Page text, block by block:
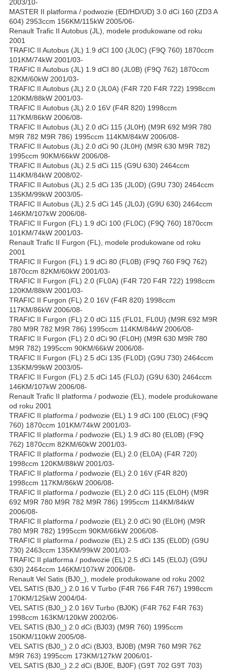
2003/10-
MASTER II platforma / podwozie (ED/HD/UD) 3.0 dCi 160 (ZD3 A
604) 2953ccm 156KM/115kW 2005/06-
Renault Trafic II Autobus (JL), modele produkowane od roku
2001
TRAFIC II Autobus (JL) 1.9 dCI 100 (JL0C) (F9Q 760) 1870ccm
101KM/74kW 2001/03-
TRAFIC II Autobus (JL) 1.9 dCI 80 (JL0B) (F9Q 762) 1870ccm
82KM/60kW 2001/03-
TRAFIC II Autobus (JL) 2.0 (JL0A) (F4R 720 F4R 722) 1998ccm
120KM/88kW 2001/03-
TRAFIC II Autobus (JL) 2.0 16V (F4R 820) 1998ccm
117KM/86kW 2006/08-
TRAFIC II Autobus (JL) 2.0 dCi 115 (JL0H) (M9R 692 M9R 780
M9R 782 M9R 786) 1995ccm 114KM/84kW 2006/08-
TRAFIC II Autobus (JL) 2.0 dCi 90 (JL0H) (M9R 630 M9R 782)
1995ccm 90KM/66kW 2006/08-
TRAFIC II Autobus (JL) 2.5 dCi 115 (G9U 630) 2464ccm
114KM/84kW 2008/02-
TRAFIC II Autobus (JL) 2.5 dCi 135 (JL0D) (G9U 730) 2464ccm
135KM/99kW 2003/05-
TRAFIC II Autobus (JL) 2.5 dCi 145 (JL0J) (G9U 630) 2464ccm
146KM/107kW 2006/08-
TRAFIC II Furgon (FL) 1.9 dCi 100 (FL0C) (F9Q 760) 1870ccm
101KM/74kW 2001/03-
Renault Trafic II Furgon (FL), modele produkowane od roku
2001
TRAFIC II Furgon (FL) 1.9 dCi 80 (FL0B) (F9Q 760 F9Q 762)
1870ccm 82KM/60kW 2001/03-
TRAFIC II Furgon (FL) 2.0 (FL0A) (F4R 720 F4R 722) 1998ccm
120KM/88kW 2001/03-
TRAFIC II Furgon (FL) 2.0 16V (F4R 820) 1998ccm
117KM/86kW 2006/08-
TRAFIC II Furgon (FL) 2.0 dCi 115 (FL01, FL0U) (M9R 692 M9R
780 M9R 782 M9R 786) 1995ccm 114KM/84kW 2006/08-
TRAFIC II Furgon (FL) 2.0 dCi 90 (FL0H) (M9R 630 M9R 780
M9R 782) 1995ccm 90KM/66kW 2006/08-
TRAFIC II Furgon (FL) 2.5 dCi 135 (FL0D) (G9U 730) 2464ccm
135KM/99kW 2003/05-
TRAFIC II Furgon (FL) 2.5 dCi 145 (FL0J) (G9U 630) 2464ccm
146KM/107kW 2006/08-
Renault Trafic II platforma / podwozie (EL), modele produkowane
od roku 2001
TRAFIC II platforma / podwozie (EL) 1.9 dCi 100 (EL0C) (F9Q
760) 1870ccm 101KM/74kW 2001/03-
TRAFIC II platforma / podwozie (EL) 1.9 dCi 80 (EL0B) (F9Q
762) 1870ccm 82KM/60kW 2001/03-
TRAFIC II platforma / podwozie (EL) 2.0 (EL0A) (F4R 720)
1998ccm 120KM/88kW 2001/03-
TRAFIC II platforma / podwozie (EL) 2.0 16V (F4R 820)
1998ccm 117KM/86kW 2006/08-
TRAFIC II platforma / podwozie (EL) 2.0 dCi 115 (EL0H) (M9R
692 M9R 780 M9R 782 M9R 786) 1995ccm 114KM/84kW
2006/08-
TRAFIC II platforma / podwozie (EL) 2.0 dCi 90 (EL0H) (M9R
780 M9R 782) 1995ccm 90KM/66kW 2006/08-
TRAFIC II platforma / podwozie (EL) 2.5 dCi 135 (EL0D) (G9U
730) 2463ccm 135KM/99kW 2001/03-
TRAFIC II platforma / podwozie (EL) 2.5 dCi 145 (EL0J) (G9U
630) 2464ccm 146KM/107kW 2006/08-
Renault Vel Satis (BJ0_), modele produkowane od roku 2002
VEL SATIS (BJ0_) 2.0 16 V Turbo (F4R 766 F4R 767) 1998ccm
170KM/125kW 2004/04-
VEL SATIS (BJ0_) 2.0 16V Turbo (BJ0K) (F4R 762 F4R 763)
1998ccm 163KM/120kW 2002/06-
VEL SATIS (BJ0_) 2.0 dCi (BJ03) (M9R 760) 1995ccm
150KM/110kW 2005/08-
VEL SATIS (BJ0_) 2.0 dCi (BJ03, BJ0B) (M9R 760 M9R 762
M9R 763) 1995ccm 173KM/127kW 2006/01-
VEL SATIS (BJ0_) 2.2 dCi (BJ0E, BJ0F) (G9T 702 G9T 703)